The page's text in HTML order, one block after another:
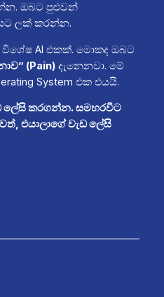
ඔබට පුළුවන්
ලක් කරන්න.
AI එකක්. මොකද ඔබට
(Pain)දැනෙනවා. මේ
System එක එයයි.
ලේසි කරගන්න. සමහරවිට
එයාලාගේ වැඩ ලේසි